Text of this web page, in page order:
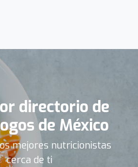
directorio de
de México
mejores nutricionistas
cerca de ti